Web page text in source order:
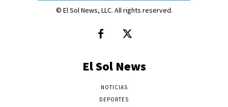
© El Sol News, LLC. All rights reserved.
El Sol News
NOTICIAS
DEPORTES